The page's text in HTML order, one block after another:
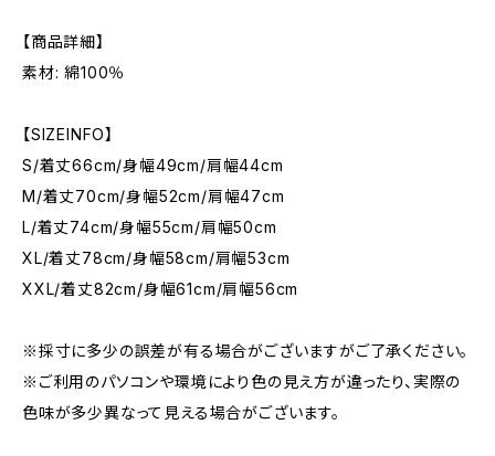
【商品詳細】
素材: 綿100％
【SIZEINFO】
S/着丈66cm/身幅49cm/肩幅44cm
M/着丈70cm/身幅52cm/肩幅47cm
L/着丈74cm/身幅55cm/肩幅50cm
XL/着丈78cm/身幅58cm/肩幅53cm
XXL/着丈82cm/身幅61cm/肩幅56cm
※採寸に多少の誤差が有る場合がございますがご了承ください。
※ご利用のパソコンや環境により色の見え方が違ったり、実際の
色味が多少異なって見える場合がございます。